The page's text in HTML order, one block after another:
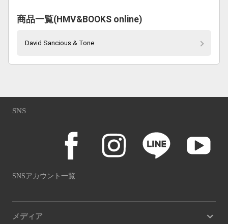
商品一覧(HMV&BOOKS online)
David Sancious & Tone
SNS
SNSアカウント一覧
メディア